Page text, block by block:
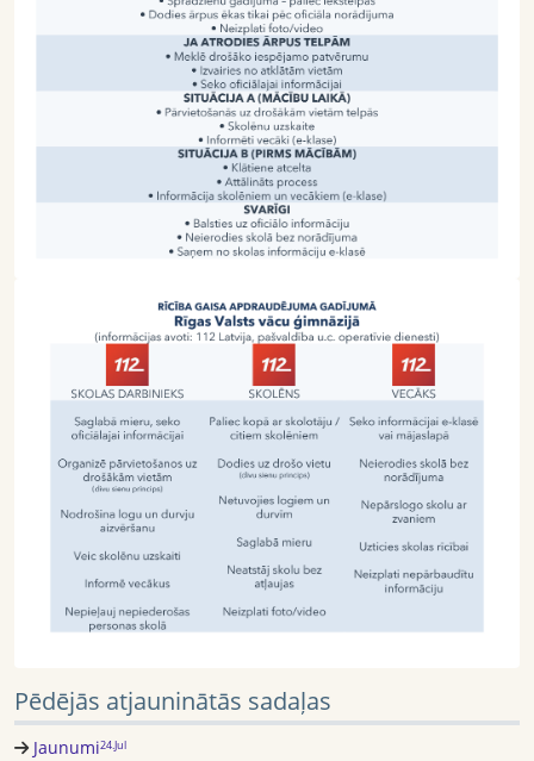
Pēdējās atjauninātās sadaļas
Jaunumi24.Jul